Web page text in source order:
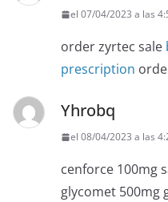
el 07/04/2023 a las
order zyrtec sale
prescription
Yhrobq
el 08/04/2023 a las
cenforce 100mg
glycomet 500mg